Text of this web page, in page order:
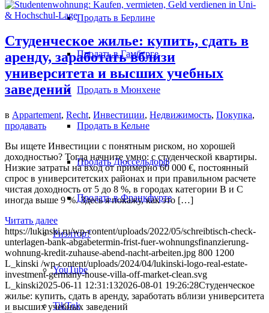
Продать в Берлине
Продать в Гамбурге
Продать в Мюнхене
Продать в Кельне
Продать Дюссельдорф
Продать в Франкфурте
Риэлтор?
YouTube
TikTok
Студенческое жилье: купить, сдать в
аренду, заработать вблизи
университета и высших учебных
заведений
в Appartement, Recht, Инвестиции, Недвижимость, Покупка,
продавать
Вы ищете Инвестиции с понятным риском, но хорошей
доходностью? Тогда начните умно: с студенческой квартиры.
Низкие затраты на вход от примерно 60 000 €, постоянный
спрос в университетских районах и при правильном расчете
чистая доходность от 5 до 8 %, в городах категории B и C
иногда выше 9 %. Здесь я покажу, как это […]
Читать далее
https://lukinski.ru/wp-content/uploads/2022/05/schreibtisch-check-
unterlagen-bank-abgabetermin-frist-fuer-wohnungsfinanzierung-
wohnung-kredit-zuhause-abend-nacht-arbeiten.jpg 800 1200
L_kinski /wp-content/uploads/2024/04/lukinski-logo-real-estate-
investment-germany-house-villa-off-market-clean.svg
L_kinski2025-06-11 12:31:132026-08-01 19:26:28Студенческое
жилье: купить, сдать в аренду, заработать вблизи университета
и высших учебных заведений